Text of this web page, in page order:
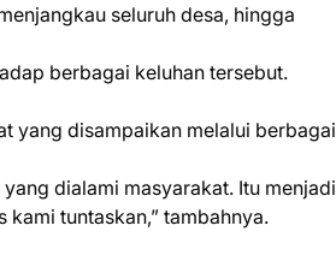
seluruh desa, hingga
berbagai keluhan tersebut.
yang disampaikan melalui berbagai
dialami masyarakat. Itu menjadi
tuntaskan,” tambahnya.